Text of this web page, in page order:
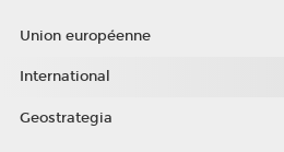
Union européenne
International
Geostrategia